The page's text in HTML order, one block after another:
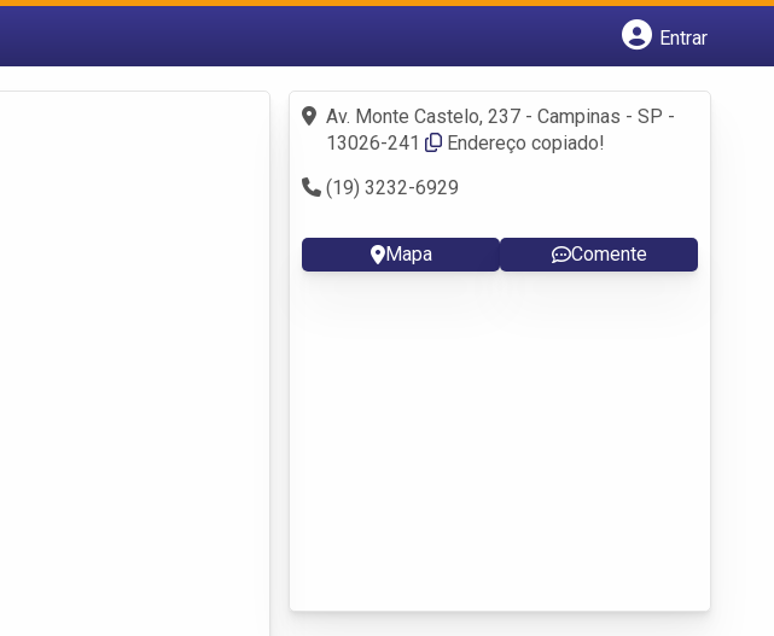
Entrar
Fazer login
Criar conta
Av. Monte Castelo, 237 - Campinas - SP -
13026-241
Endereço copiado!
(19) 3232-6929
Mapa Comente